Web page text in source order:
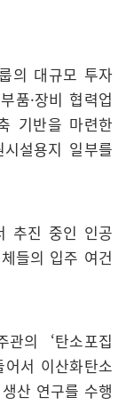
의 대규모 투자
품·장비 협력업
기반을 마련한
설용지 일부를
추진 중인 인공
들의 입주 여건
관의 ‘탄소포집
서 이산화탄소
산 연구를 수행